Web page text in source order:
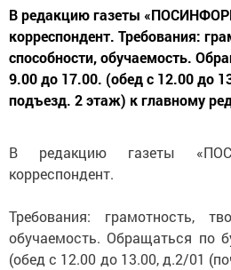
В редакцию газеты
корреспондент. Требования:
способности, обучаемость.
9.00 до 17.00. (обед с 12.00 до
подъезд. 2 этаж) к главному
В редакцию газеты
корреспондент.
Требования: грамотность,
обучаемость. Обращаться по
(обед с 12.00 до 13.00, д.2/01